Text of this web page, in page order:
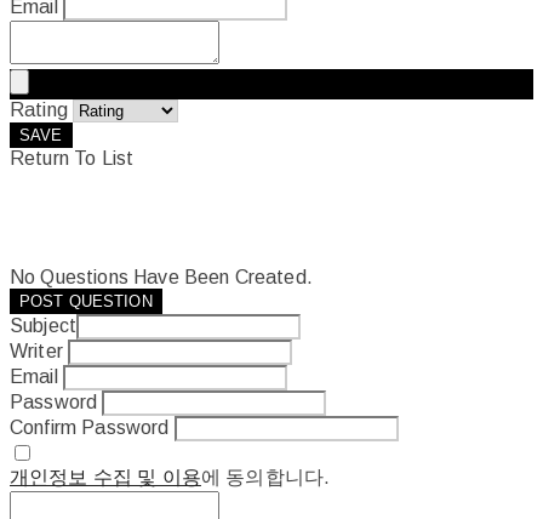
Email
Rating
SAVE
Return To List
No Questions Have Been Created.
POST QUESTION
Subject
Writer
Email
Password
Confirm Password
개인정보 수집 및 이용에 동의합니다.